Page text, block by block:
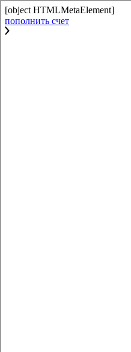
[object HTMLMetaElement]
пополнить счет